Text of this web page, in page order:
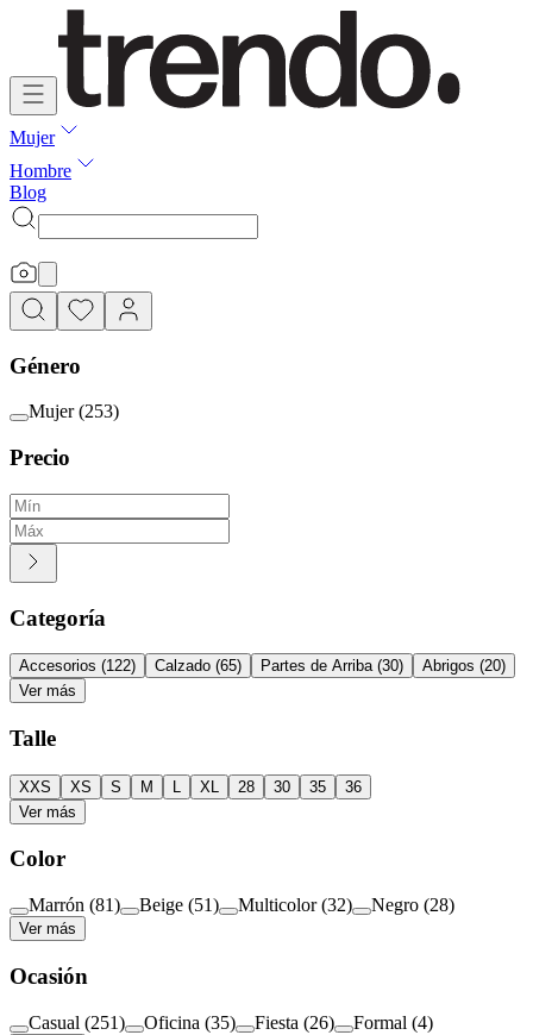
Mujer
Hombre
Blog
Género
Mujer (253)
Precio
Categoría
Accesorios (122) Calzado (65) Partes de Arriba (30) Abrigos (20)
Ver más
Talle
XXS XS S M XL 28 30 35
36
Ver más
Color
Marrón (81) Beige (51) Multicolor (32) Negro (28)
Ver más
Ocasión
Casual (251) Oficina (35) Fiesta (26) Formal (4)